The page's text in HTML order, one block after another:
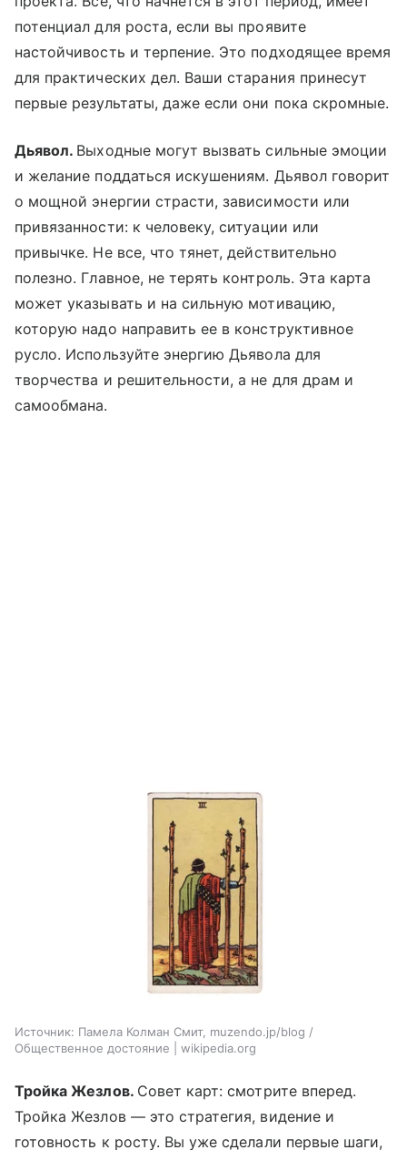
потенциал для роста, если вы проявите
настойчивость и терпение. Это подходящее время
для практических дел. Ваши старания принесут
первые результаты, даже если они пока скромные.
Дьявол. Выходные могут вызвать сильные эмоции
и желание поддаться искушениям. Дьявол говорит
о мощной энергии страсти, зависимости или
привязанности: к человеку, ситуации или
привычке. Не все, что тянет, действительно
полезно. Главное, не терять контроль. Эта карта
может указывать и на сильную мотивацию,
которую надо направить ее в конструктивное
русло. Используйте энергию Дьявола для
творчества и решительности, а не для драм и
самообмана.
Источник: Памела Колман Смит, muzendo.jp/blog /
Общественное достояние | wikipedia.org
Тройка Жезлов. Совет карт: смотрите вперед.
Тройка Жезлов — это стратегия, видение и
готовность к росту. Вы уже сделали первые шаги,